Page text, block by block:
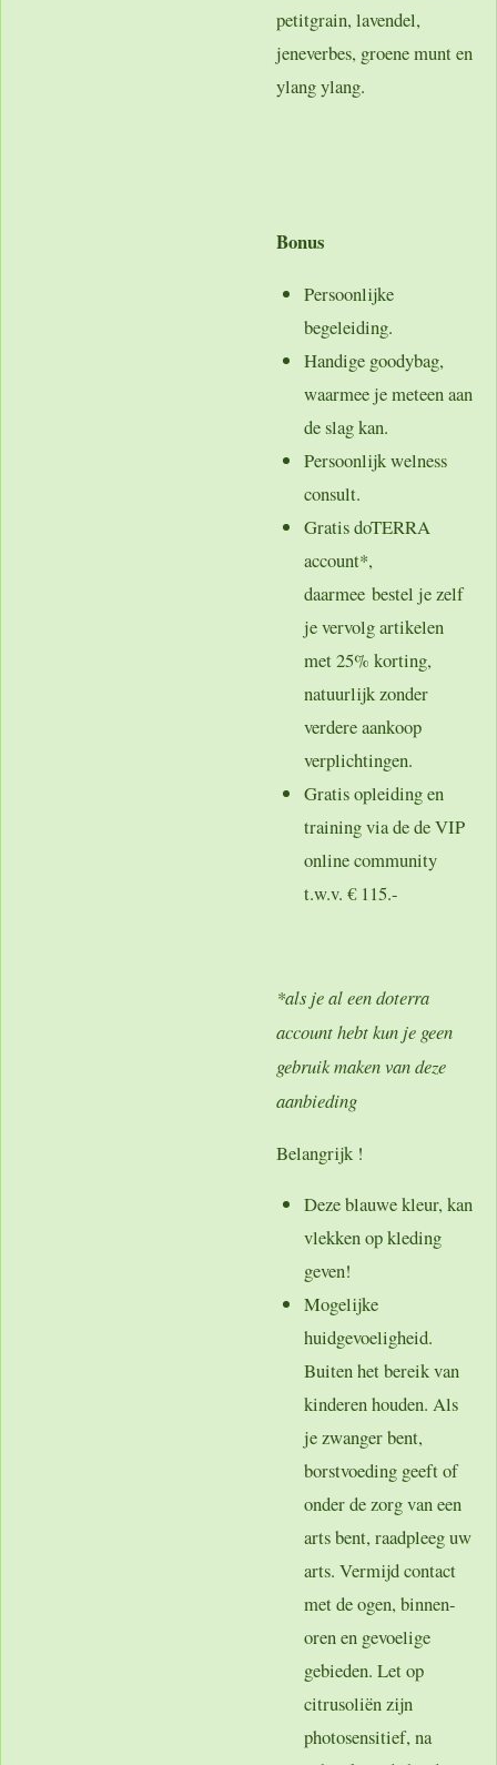
petitgrain, lavendel,
jeneverbes, groene munt en
ylang ylang.
Bonus
Persoonlijke
begeleiding.
Handige goodybag,
waarmee je meteen aan
de slag kan.
Persoonlijk welness
consult.
Gratis doTERRA
account*,
daarmee bestel je zelf
je vervolg artikelen
met 25% korting,
natuurlijk zonder
verdere aankoop
verplichtingen.
Gratis opleiding en
training via de de VIP
online community
t.w.v. € 115.-
*als je al een doterra
account hebt kun je geen
gebruik maken van deze
aanbieding
Belangrijk !
Deze blauwe kleur, kan
vlekken op kleding
geven!
Mogelijke
huidgevoeligheid.
Buiten het bereik van
kinderen houden. Als
je zwanger bent,
borstvoeding geeft of
onder de zorg van een
arts bent, raadpleeg uw
arts. Vermijd contact
met de ogen, binnen-
oren en gevoelige
gebieden. Let op
citrusoliën zijn
photosensitief, na